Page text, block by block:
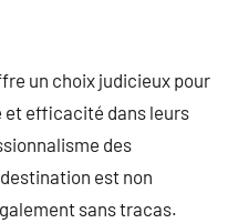
un choix judicieux pour
et efficacité dans leurs
des
est non
sans tracas.